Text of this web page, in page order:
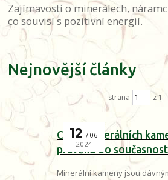
Zajímavosti o minerálech,
co souvisí s pozitivní energií.
Nejnovější články
strana z 1
Cesta minerálních
pravěku do
12
06
2024
Minerální kameny jsou